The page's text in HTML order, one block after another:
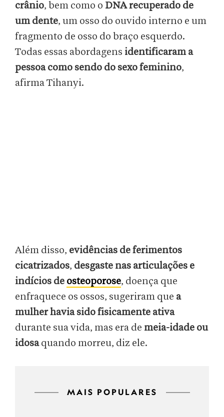
crânio, bem como o DNA recuperado de
um dente, um osso do ouvido interno e um
fragmento de osso do braço esquerdo.
Todas essas abordagens identificaram a
pessoa como sendo do sexo feminino,
afirma Tihanyi.
Além disso, evidências de ferimentos
cicatrizados, desgaste nas articulações e
indícios de osteoporose, doença que
enfraquece os ossos, sugeriram que a
mulher havia sido fisicamente ativa
durante sua vida, mas era de meia-idade ou
idosaquando morreu, diz ele.
MAIS POPULARES